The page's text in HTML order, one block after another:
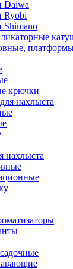
Daiwa
Ryobi
крючки
нахлыста
нахлыста